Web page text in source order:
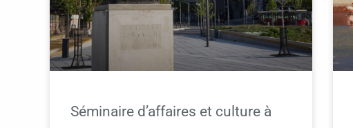
Séminaire d’affaires et culture à